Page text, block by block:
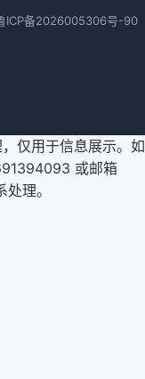
ICP备2026005306号-90
仅用于信息展示。如
或邮箱
理。